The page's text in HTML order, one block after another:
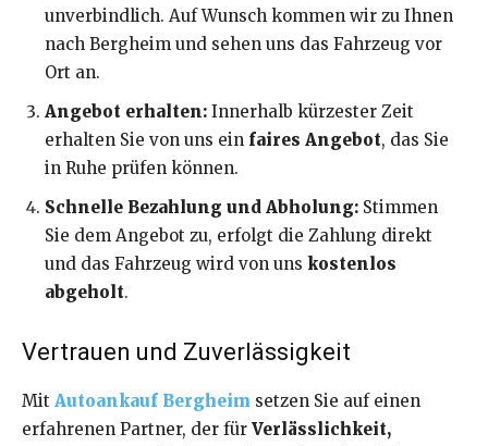
unverbindlich. Auf Wunsch kommen wir zu Ihnen
nach Bergheim und sehen uns das Fahrzeug vor
Ort an.
Angebot erhalten: Innerhalb kürzester Zeit
erhalten Sie von uns ein faires Angebot, das Sie
in Ruhe prüfen können.
Schnelle Bezahlung und Abholung: Stimmen
Sie dem Angebot zu, erfolgt die Zahlung direkt
und das Fahrzeug wird von uns kostenlos
abgeholt.
Vertrauen und Zuverlässigkeit
Mit Autoankauf Bergheim setzen Sie auf einen
erfahrenen Partner, der für Verlässlichkeit,